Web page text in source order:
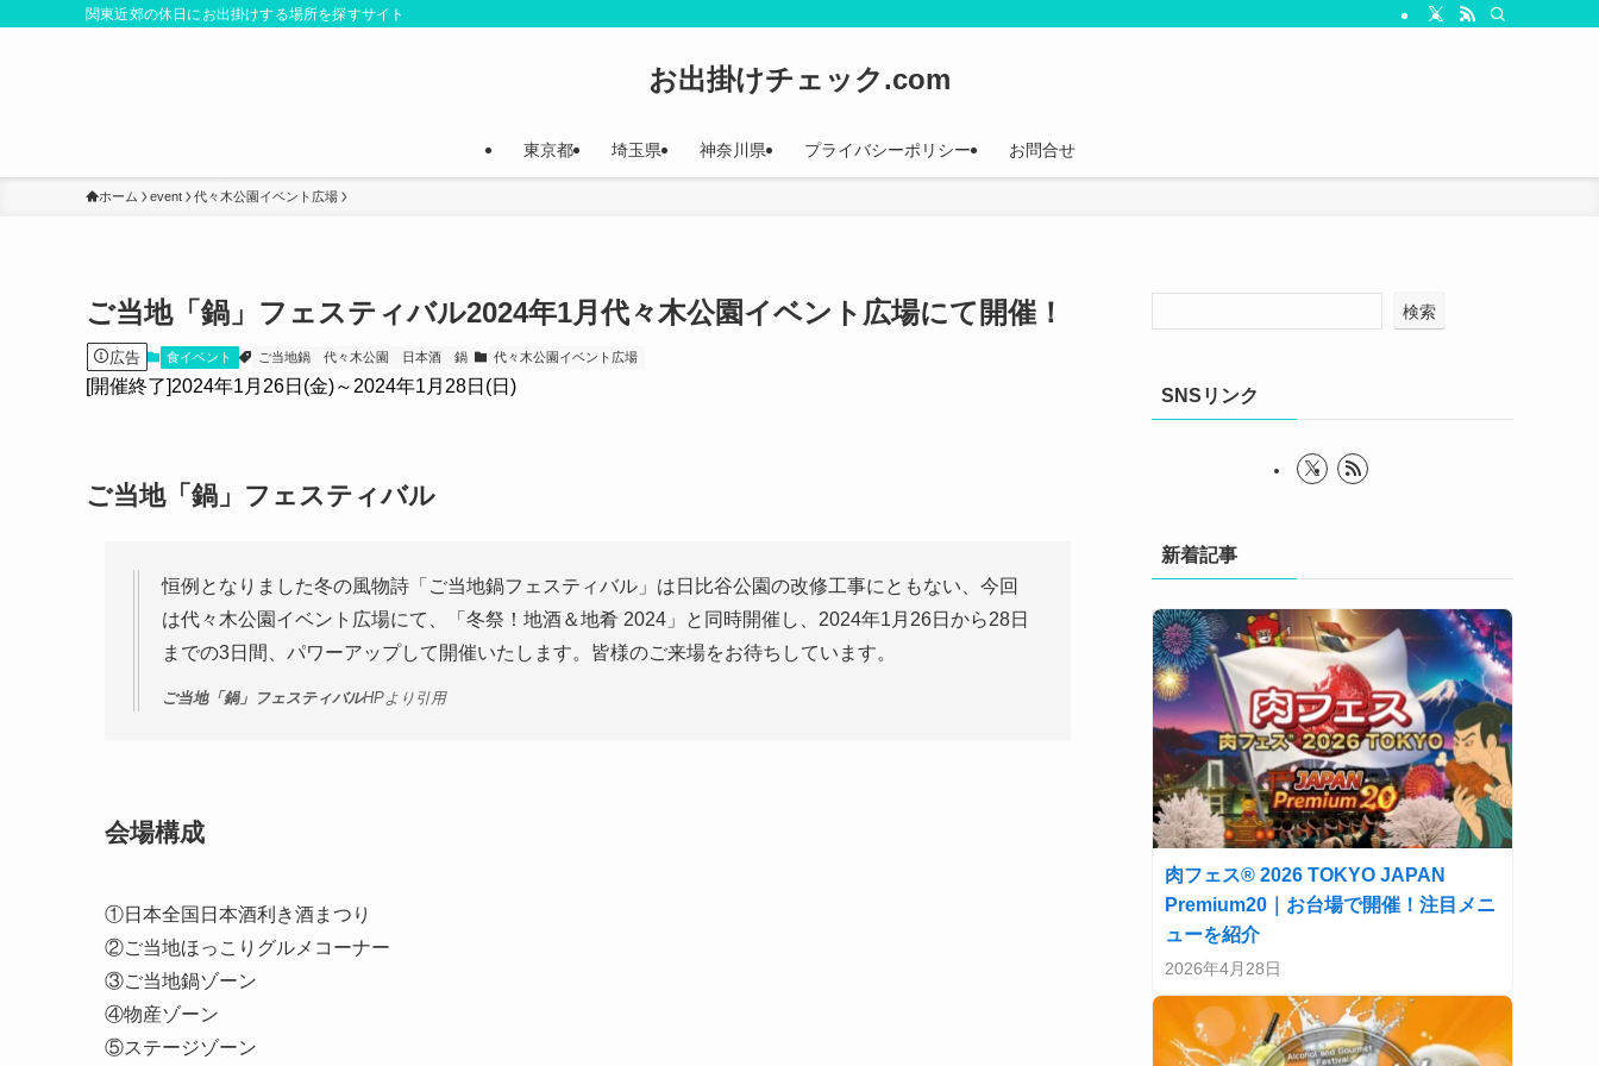
関東近郊の休日にお出掛けする場所を探すサイト
お出掛けチェック.com
東京都 埼玉県 神奈川県 プライバシーポリシー お問合せ
ホーム event 代々木公園イベント広場
ご当地「鍋」フェスティバル2024年1月代々木公園イベント広場にて開催！
広告 食イベント ご当地鍋 代々木公園 日本酒 鍋 代々木公園イベント広場
[開催終了]2024年1月26日(金)～2024年1月28日(日)
ご当地「鍋」フェスティバル
恒例となりました冬の風物詩「ご当地鍋フェスティバル」は日比谷公園の改修工事にともない、今回
は代々木公園イベント広場にて、「冬祭！地酒＆地肴 2024」と同時開催し、2024年1月26日から28日
までの3日間、パワーアップして開催いたします。皆様のご来場をお待ちしています。
ご当地「鍋」フェスティバルHPより引用
会場構成
①日本全国日本酒利き酒まつり
②ご当地ほっこりグルメコーナー
③ご当地鍋ゾーン
④物産ゾーン
⑤ステージゾーン
検索
SNSリンク
新着記事
肉フェス® 2026 TOKYO JAPAN
Premium20｜お台場で開催！注目メニ
ューを紹介
2026年4月28日